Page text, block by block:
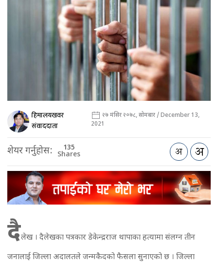
हिमालयखवर
संवाददाता
२७ मंसिर २०७८, सोमबार / December 13,
2021
शेयर गर्नुहोस: 135
Shares
दैलेख । दैलेखका पत्रकार डेकेन्द्रराज थापाका हत्यामा संलग्न तीन
जनालाई जिल्ला अदालतले जन्मकैदको फैसला सुनाएको छ । जिल्ला